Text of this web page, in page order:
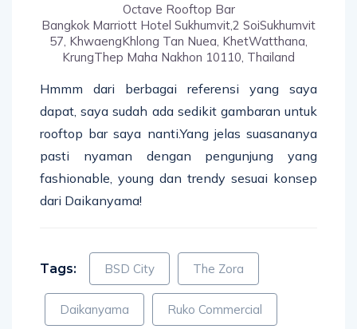
Octave Rooftop Bar
Bangkok Marriott Hotel Sukhumvit,2 SoiSukhumvit
57, KhwaengKhlong Tan Nuea, KhetWatthana,
KrungThep Maha Nakhon 10110, Thailand
Hmmm dari berbagai referensi yang saya
dapat, saya sudah ada sedikit gambaran untuk
rooftop bar saya nanti.Yang jelas suasananya
pasti nyaman dengan pengunjung yang
fashionable, young dan trendy sesuai konsep
dari Daikanyama!
Tags: BSD City The Zora
Daikanyama Ruko Commercial